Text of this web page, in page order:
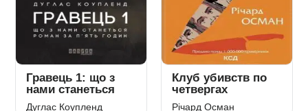
Гравець 1: що з
нами станеться
Дуглас Коупленд
Клуб убивств по
четвергах
Річард Осман